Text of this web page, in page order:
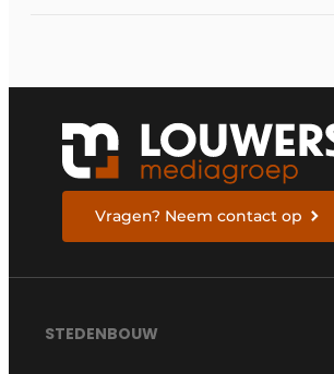
Vragen? Neem contact op
STEDENBOUW